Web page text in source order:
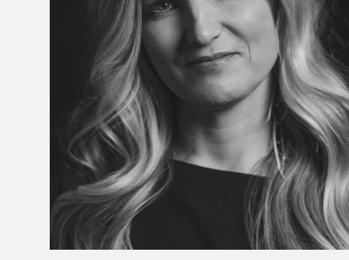
À propos du Salon
Liste des exposant·e·s
Liste des auteur·rice·s